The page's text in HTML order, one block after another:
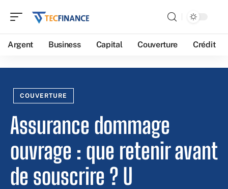
Argent Business Capital Couverture Crédit
COUVERTURE
Assurance dommage
ouvrage : que retenir avant
de souscrire ? U